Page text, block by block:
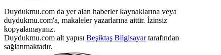
Duydukmu.com da yer alan haberler kaynaklarına veya
duydukmu.com'a, makaleler yazarlarına aittir. İzinsiz
kopyalamayınız.
Duydukmu.com alt yapısı Beşiktaş Bilgisayartarafından
sağlanmaktadır.